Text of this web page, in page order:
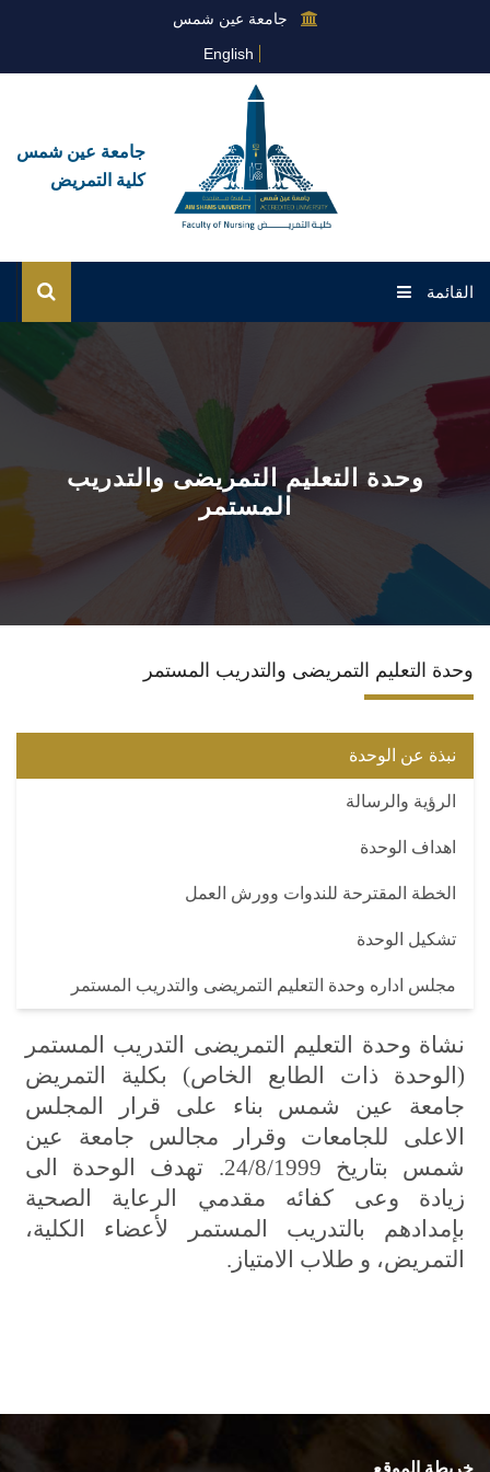
جامعة عين شمس
English
جامعة عين شمس
كلية التمريض
القائمة
عن الكلية
القطاعاتوحدة التعليم التمريضى والتدريب
المستمر
وحدة التعليم التمريضى والتدريب المستمر
نبذة عن الوحدة
الرؤية والرسالة
اهداف الوحدة
الخطة المقترحة للندوات وورش العمل
تشكيل الوحدة
مجلس اداره وحدة التعليم التمريضى والتدريب المستمر
نشاة وحدة التعليم التمريضى التدريب المستمر
(الوحدة ذات الطابع الخاص) بكلية التمريض
جامعة عين شمس بناء على قرار المجلس
الاعلى للجامعات وقرار مجالس جامعة عين
شمس بتاريخ 24/8/1999
. تهدف الوحدة الى
زيادة وعى كفائه مقدمي الرعاية الصحية
بإمدادهم بالتدريب المستمر لأعضاء الكلية،
التمريض، و طلاب الامتياز.
خريطة الموقع